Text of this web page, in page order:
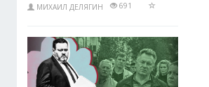
МИХАИЛ ДЕЛЯГИН 691